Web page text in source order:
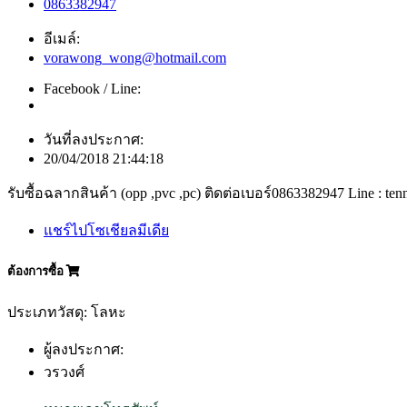
0863382947
อีเมล์:
vorawong_wong@hotmail.com
Facebook / Line:
วันที่ลงประกาศ:
20/04/2018 21:44:18
รับซื้อฉลากสินค้า (opp ,pvc ,pc) ติดต่อเบอร์0863382947 Line :
แชร์ไปโซเชียลมีเดีย
ต้องการซื้อ
ประเภทวัสดุ: โลหะ
ผู้ลงประกาศ:
วรวงศ์